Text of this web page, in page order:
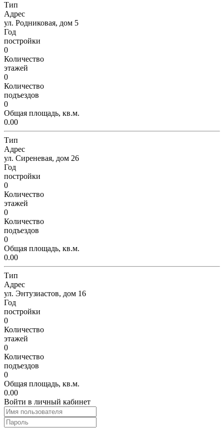
Тип
Адрес
ул. Родниковая, дом 5
Год
постройки
0
Количество
этажей
0
Количество
подъездов
0
Общая площадь, кв.м.
0.00
Тип
Адрес
ул. Сиреневая, дом 26
Год
постройки
0
Количество
этажей
0
Количество
подъездов
0
Общая площадь, кв.м.
0.00
Тип
Адрес
ул. Энтузиастов, дом 16
Год
постройки
0
Количество
этажей
0
Количество
подъездов
0
Общая площадь, кв.м.
0.00
Войти в личный кабинет